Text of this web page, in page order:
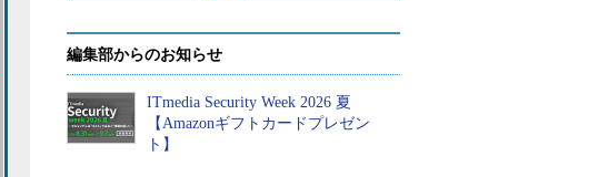
編集部からのお知らせ
ITmedia Security Week 2026 夏
【Amazonギフトカードプレゼン
ト】